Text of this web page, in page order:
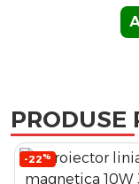
PRODUSE
-22%